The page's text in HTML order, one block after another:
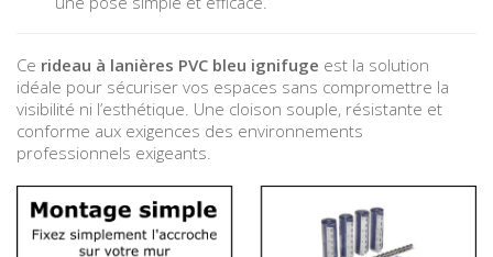
Ce rideau à lanières PVC bleu ignifuge est la solution
idéale pour sécuriser vos espaces sans compromettre la
visibilité ni l’esthétique. Une cloison souple, résistante et
conforme aux exigences des environnements
professionnels exigeants.